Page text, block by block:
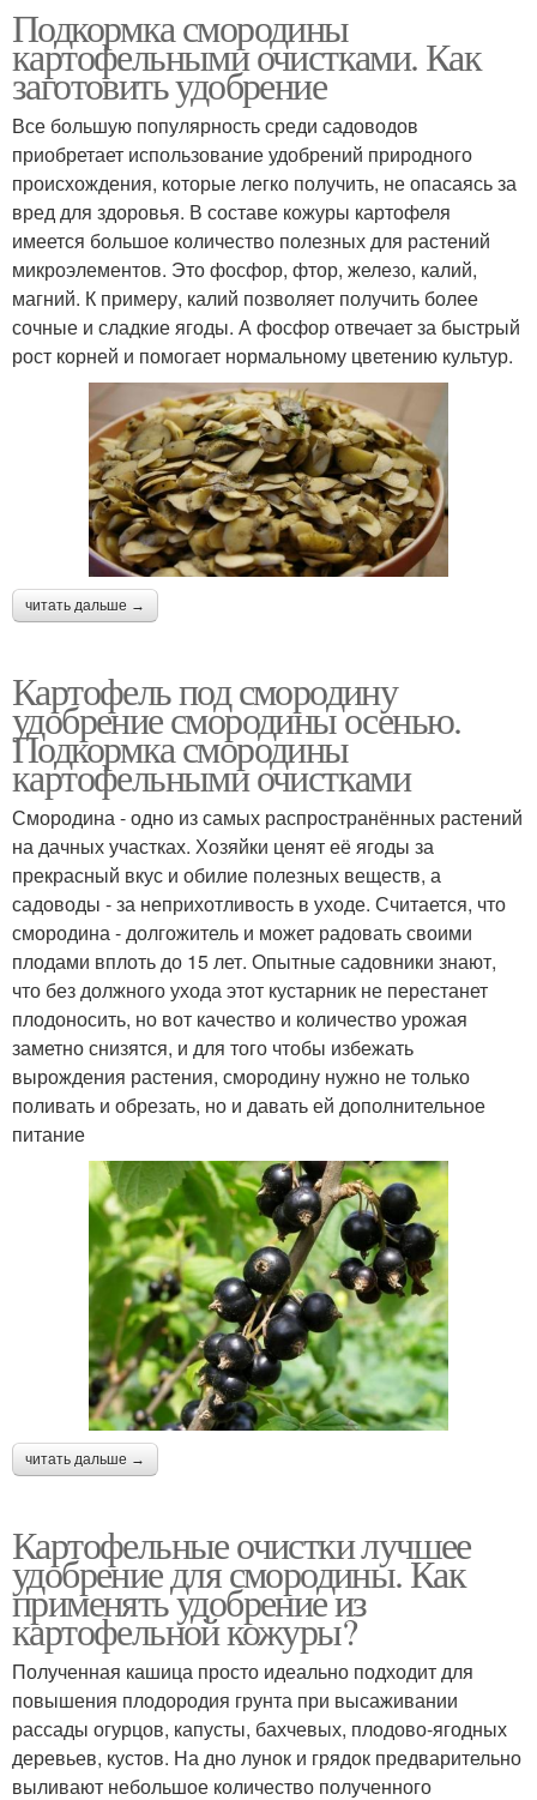
Подкормка смородины
картофельными очистками. Как
заготовить удобрение
Все большую популярность среди садоводов
приобретает использование удобрений природного
происхождения, которые легко получить, не опасаясь за
вред для здоровья. В составе кожуры картофеля
имеется большое количество полезных для растений
микроэлементов. Это фосфор, фтор, железо, калий,
магний. К примеру, калий позволяет получить более
сочные и сладкие ягоды. А фосфор отвечает за быстрый
рост корней и помогает нормальному цветению культур.
читать дальше →
Картофель под смородину
удобрение смородины осенью.
Подкормка смородины
картофельными очистками
Смородина - одно из самых распространённых растений
на дачных участках. Хозяйки ценят её ягоды за
прекрасный вкус и обилие полезных веществ, а
садоводы - за неприхотливость в уходе. Считается, что
смородина - долгожитель и может радовать своими
плодами вплоть до 15 лет. Опытные садовники знают,
что без должного ухода этот кустарник не перестанет
плодоносить, но вот качество и количество урожая
заметно снизятся, и для того чтобы избежать
вырождения растения, смородину нужно не только
поливать и обрезать, но и давать ей дополнительное
питание
читать дальше →
Картофельные очистки лучшее
удобрение для смородины. Как
применять удобрение из
картофельной кожуры?
Полученная кашица просто идеально подходит для
повышения плодородия грунта при высаживании
рассады огурцов, капусты, бахчевых, плодово-ягодных
деревьев, кустов. На дно лунок и грядок предварительно
выливают небольшое количество полученного